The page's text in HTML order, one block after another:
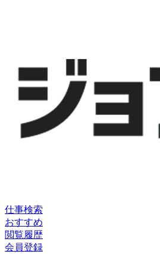
仕事検索
おすすめ
閲覧履歴
会員登録